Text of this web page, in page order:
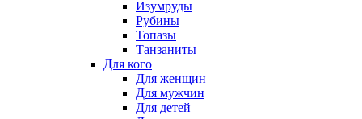
Изумруды
Рубины
Топазы
Танзаниты
Для кого
Для женщин
Для мужчин
Для детей